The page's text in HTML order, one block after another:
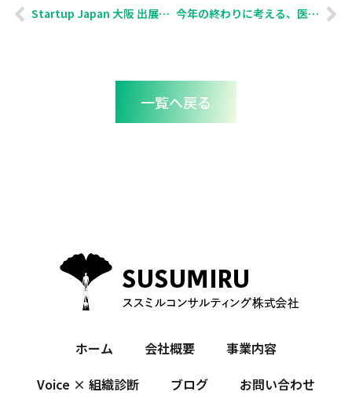
Startup Japan 大阪 出展準備 今年の終わりに考える、医薬品の安定供給
一覧へ戻る
ホーム 会社概要
事業内容
Voice × 組織診断
ブログ お問い合わせ